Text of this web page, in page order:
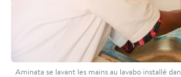
Aminata se lavant les mains au lavabo installé